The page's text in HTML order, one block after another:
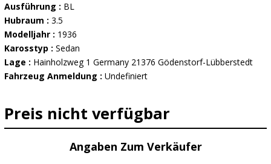
Ausführung : BL
Hubraum : 3.5
Modelljahr : 1936
Karosstyp : Sedan
Lage : Hainholzweg 1 Germany 21376 Gödenstorf-Lübberstedt
Fahrzeug Anmeldung : Undefiniert
Preis nicht verfügbar
Angaben Zum Verkäufer